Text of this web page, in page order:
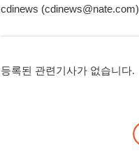
cdinews (cdinews@nate.com)
등록된 관련기사가 없습니다.